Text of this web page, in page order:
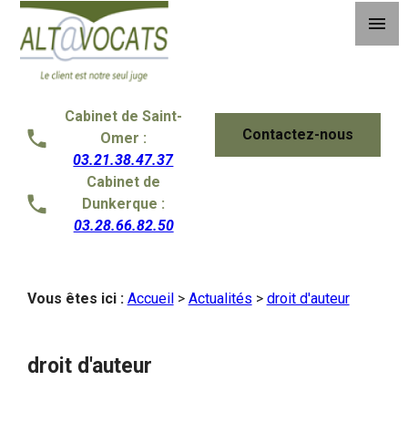
menu
Cabinet de Saint-
Omer :
03.21.38.47.37
Cabinet de
Dunkerque :
03.28.66.82.50
Contactez-nous
Vous êtes ici : Accueil> Actualités > droit d'auteur
droit d'auteur
Panneau de gestion des cookies